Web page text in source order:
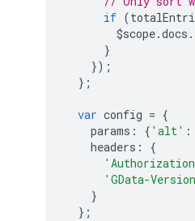
if (
$scope.docs .
}
});
};
var config = {
params : { 'alt' :
headers :
{
'GData-
}
};